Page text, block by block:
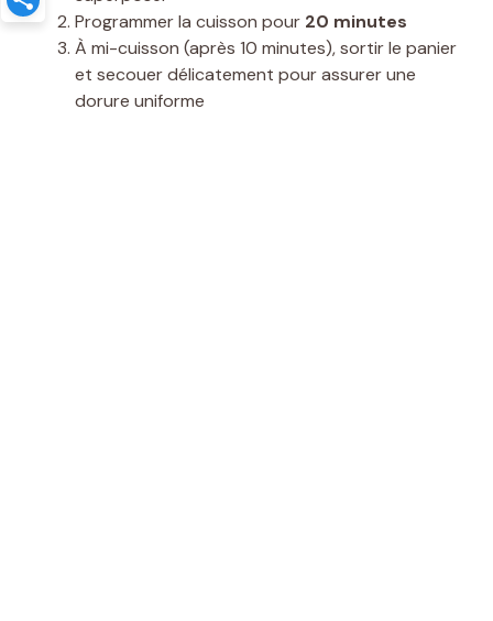
Programmer la cuisson pour 20 minutes
À mi-cuisson (après 10 minutes), sortir le panier
et secouer délicatement pour assurer une
dorure uniforme